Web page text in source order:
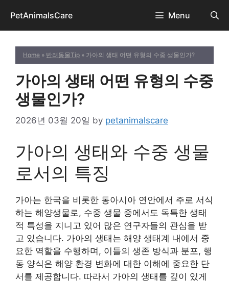
content
PetAnimalsCare Menu
Home » 반려동물Tip » 가아의 생태 어떤 유형의 수중 생물인가?
가아의 생태 어떤 유형의 수중
생물인가?
2026년 03월 20일 by petanimalscare
가아의 생태와 수중 생물
로서의 특징
가아는 한국을 비롯한 동아시아 연안에서 주로 서식
하는 해양생물로, 수중 생물 중에서도 독특한 생태
적 특성을 지니고 있어 많은 연구자들의 관심을 받
고 있습니다. 가아의 생태는 해양 생태계 내에서 중
요한 역할을 수행하며, 이들의 생존 방식과 분포, 행
동 양식은 해양 환경 변화에 대한 이해에 중요한 단
서를 제공합니다. 따라서 가아의 생태를 깊이 있게